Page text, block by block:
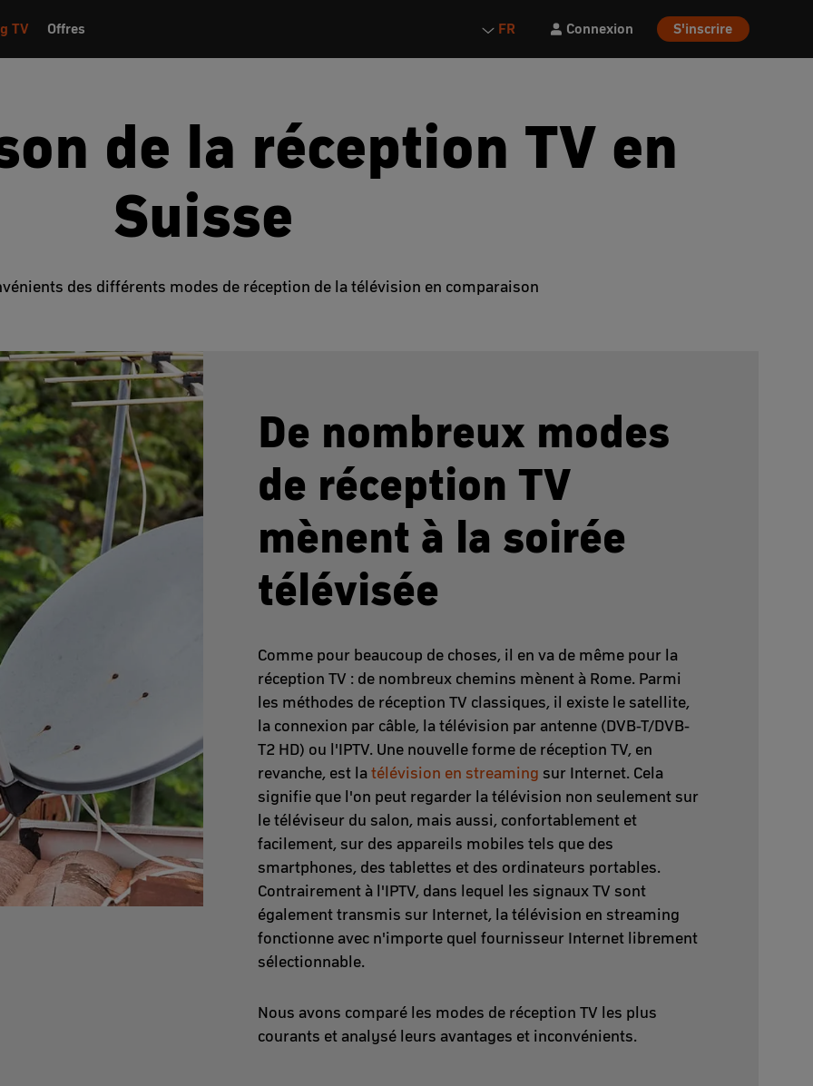
TV Offres FR Connexion S'inscrire
de la réception TV en
Suisse
des différents modes de réception de la télévision en comparaison
De nombreux modes
de réception TV
mènent à la soirée
télévisée
Comme pour beaucoup de choses, il en va de même pour la
réception TV : de nombreux chemins mènent à Rome. Parmi
les méthodes de réception TV classiques, il existe le satellite,
la connexion par câble, la télévision par antenne (DVB-T/DVB-
T2 HD) ou l'IPTV. Une nouvelle forme de réception TV, en
revanche, est la télévision en streaming sur Internet. Cela
signifie que l'on peut regarder la télévision non seulement sur
le téléviseur du salon, mais aussi, confortablement et
facilement, sur des appareils mobiles tels que des
smartphones, des tablettes et des ordinateurs portables.
Contrairement à l'IPTV, dans lequel les signaux TV sont
également transmis sur Internet, la télévision en streaming
fonctionne avec n'importe quel fournisseur Internet librement
sélectionnable.
Nous avons comparé les modes de réception TV les plus
courants et analysé leurs avantages et inconvénients.